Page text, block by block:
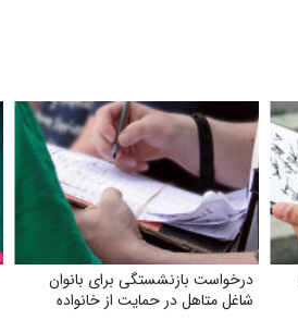
درخواست بازنشستگی برای بانوان
شاغل متاهل در حمایت از خانواده